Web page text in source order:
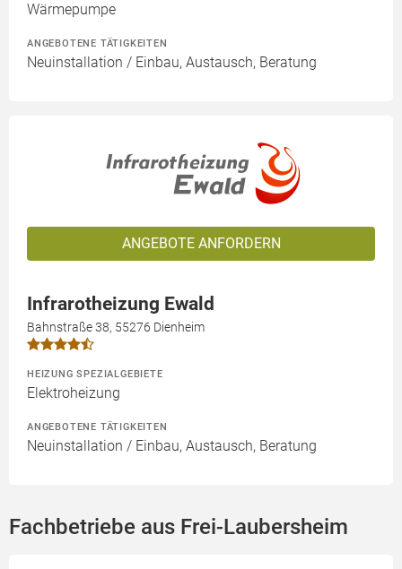
Wärmepumpe
ANGEBOTENE TÄTIGKEITEN
Neuinstallation / Einbau, Austausch, Beratung
ANGEBOTE ANFORDERN
Infrarotheizung Ewald
Bahnstraße 38, 55276 Dienheim
HEIZUNG SPEZIALGEBIETE
Elektroheizung
ANGEBOTENE TÄTIGKEITEN
Neuinstallation / Einbau, Austausch, Beratung
Fachbetriebe aus Frei-Laubersheim